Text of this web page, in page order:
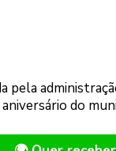
pela
do